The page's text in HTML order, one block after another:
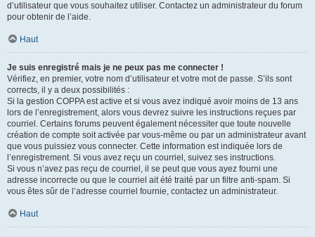
d’utilisateur que vous souhaitez utiliser. Contactez un administrateur du forum
pour obtenir de l’aide.
Haut
Je suis enregistré mais je ne peux pas me connecter !
Vérifiez, en premier, votre nom d’utilisateur et votre mot de passe. S’ils sont
corrects, il y a deux possibilités :
Si la gestion COPPA est active et si vous avez indiqué avoir moins de 13 ans
lors de l’enregistrement, alors vous devrez suivre les instructions reçues par
courriel. Certains forums peuvent également nécessiter que toute nouvelle
création de compte soit activée par vous-même ou par un administrateur avant
que vous puissiez vous connecter. Cette information est indiquée lors de
l’enregistrement. Si vous avez reçu un courriel, suivez ses instructions.
Si vous n’avez pas reçu de courriel, il se peut que vous ayez fourni une
adresse incorrecte ou que le courriel ait été traité par un filtre anti-spam. Si
vous êtes sûr de l’adresse courriel fournie, contactez un administrateur.
Haut